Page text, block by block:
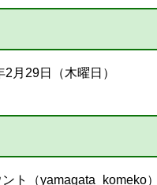
月29日（木曜日）
ト（yamagata_komeko